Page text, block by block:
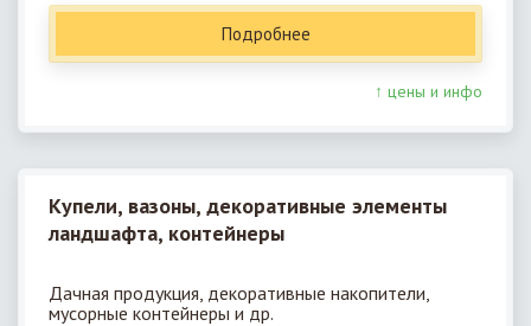
Подробнее
↑ цены и инфо
Купели, вазоны, декоративные элементы
ландшафта, контейнеры
Дачная продукция, декоративные накопители,
мусорные контейнеры и др.